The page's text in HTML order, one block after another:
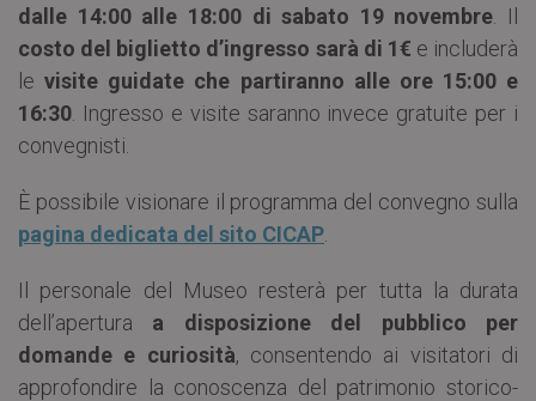
dalle 14:00 alle 18:00 di sabato 19 novembre . Il
costo del biglietto d’ingresso sarà di 1€ e includerà
levisite guidate che partiranno alle ore 15:00 e
16:30 . Ingresso e visite saranno invece gratuite per i
convegnisti.
È possibile visionare il programma del convegno sulla
pagina dedicata del sito CICAP
Il personale del Museo resterà per tutta la durata
dell’apertura a disposizione del pubblico per
domande e curiosità, consentendo ai visitatori di
approfondire la conoscenza del patrimonio storico-